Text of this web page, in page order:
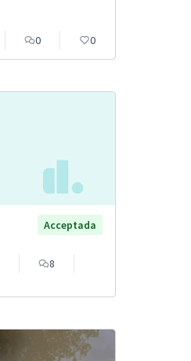
0 0
Acceptada
8